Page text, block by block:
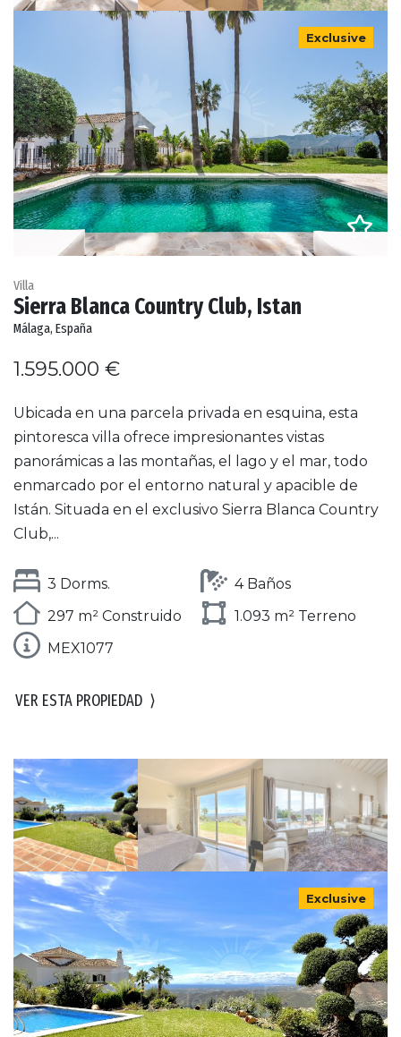
Exclusive
Villa
Sierra Blanca Country Club, Istan
Málaga, España
1.595.000 €
Ubicada en una parcela privada en esquina, esta
pintoresca villa ofrece impresionantes vistas
panorámicas a las montañas, el lago y el mar, todo
enmarcado por el entorno natural y apacible de
Istán. Situada en el exclusivo Sierra Blanca Country
Club,...
3 Dorms.
4 Baños
297 m² Construido
1.093 m² Terreno
MEX1077
VER ESTA PROPIEDAD ⟩
Exclusive